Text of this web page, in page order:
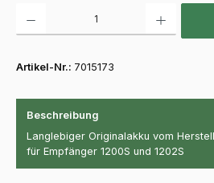
Artikel-Nr.: 7015173
Beschreibung
Langlebiger Originalakku vom
für Empfänger 1200S und 1202S